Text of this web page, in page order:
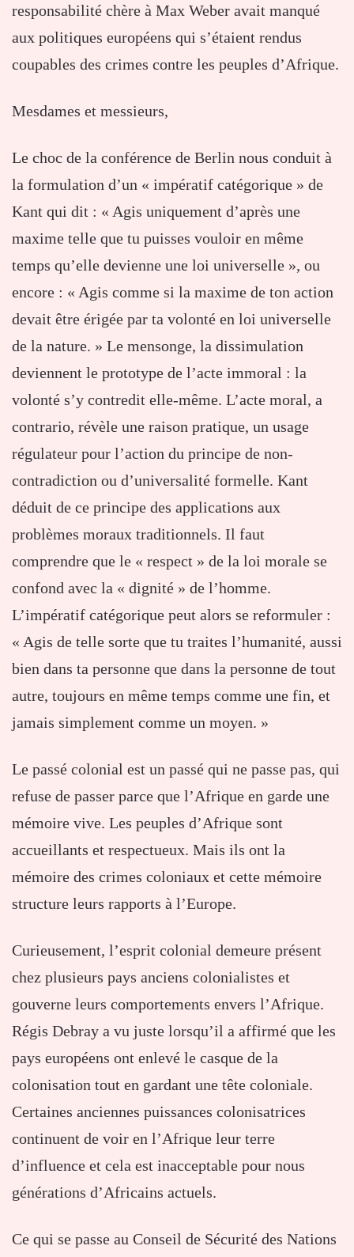
responsabilité chère à Max Weber avait manqué
aux politiques européens qui s’étaient rendus
coupables des crimes contre les peuples d’Afrique.
Mesdames et messieurs,
Le choc de la conférence de Berlin nous conduit à
la formulation d’un « impératif catégorique » de
Kant qui dit : « Agis uniquement d’après une
maxime telle que tu puisses vouloir en même
temps qu’elle devienne une loi universelle », ou
encore : « Agis comme si la maxime de ton action
devait être érigée par ta volonté en loi universelle
de la nature. » Le mensonge, la dissimulation
deviennent le prototype de l’acte immoral : la
volonté s’y contredit elle-même. L’acte moral, a
contrario, révèle une raison pratique, un usage
régulateur pour l’action du principe de non-
contradiction ou d’universalité formelle. Kant
déduit de ce principe des applications aux
problèmes moraux traditionnels. Il faut
comprendre que le « respect » de la loi morale se
confond avec la « dignité » de l’homme.
L’impératif catégorique peut alors se reformuler :
« Agis de telle sorte que tu traites l’humanité, aussi
bien dans ta personne que dans la personne de tout
autre, toujours en même temps comme une fin, et
jamais simplement comme un moyen. »
Le passé colonial est un passé qui ne passe pas, qui
refuse de passer parce que l’Afrique en garde une
mémoire vive. Les peuples d’Afrique sont
accueillants et respectueux. Mais ils ont la
mémoire des crimes coloniaux et cette mémoire
structure leurs rapports à l’Europe.
Curieusement, l’esprit colonial demeure présent
chez plusieurs pays anciens colonialistes et
gouverne leurs comportements envers l’Afrique.
Régis Debray a vu juste lorsqu’il a affirmé que les
pays européens ont enlevé le casque de la
colonisation tout en gardant une tête coloniale.
Certaines anciennes puissances colonisatrices
continuent de voir en l’Afrique leur terre
d’influence et cela est inacceptable pour nous
générations d’Africains actuels.
Ce qui se passe au Conseil de Sécurité des Nations